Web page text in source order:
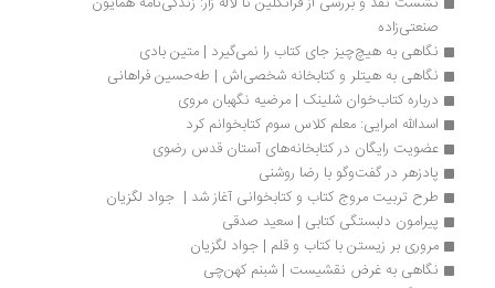
صنعتی‌زاده
نگاهی به هیچ‌چیز جای کتاب را نمی‌گیرد | متین بادی
نگاهی به هیتلر و کتابخانه شخصی‌اش | طه‌حسین فراهانی
درباره کتاب‌خوان شلینک | مرضیه نگهبان مروی
اسدالله امرایی: معلم کلاس سوم کتابخوانم کرد
عضویت رایگان در کتابخانه‌های آستان قدس رضوی
پادزهر در گفت‌وگو با رضا روشنی
طرح تربیت مروج کتاب و کتابخوانی آغاز شد |  جواد لگزیان
پیرامون دلبستگی‌ کتابی | سعید صدقی
مروری بر زیستن با کتاب و قلم | جواد لگزیان
نگاهی به غرض نقشیست | شبنم کهن‌چی